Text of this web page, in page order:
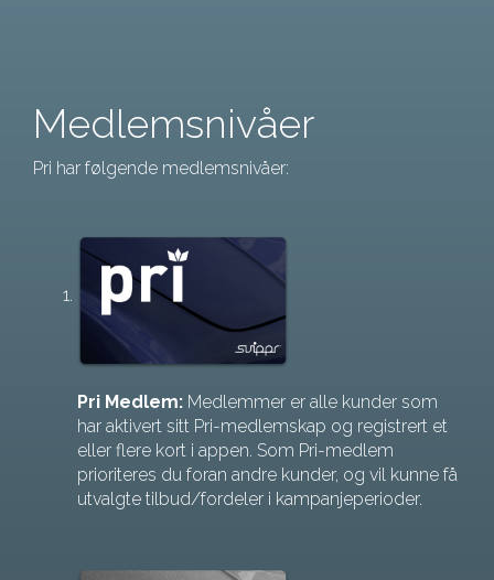
Medlemsnivåer
Pri har følgende medlemsnivåer:
Pri Medlem: Medlemmer er alle kunder som
har aktivert sitt Pri-medlemskap og registrert et
eller flere kort i appen. Som Pri-medlem
prioriteres du foran andre kunder, og vil kunne få
utvalgte tilbud/fordeler i kampanjeperioder.